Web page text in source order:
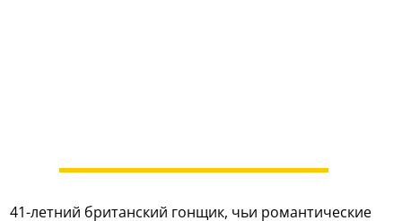
41-летний британский гонщик, чьи романтические